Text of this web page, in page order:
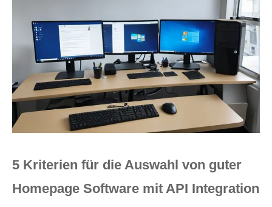
5 Kriterien für die Auswahl von guter
Homepage Software mit API Integration